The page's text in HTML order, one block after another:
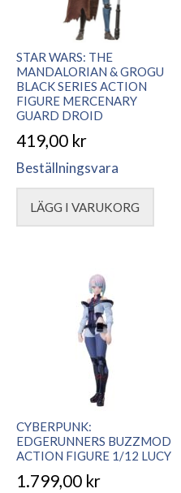
STAR WARS: THE
MANDALORIAN & GROGU
BLACK SERIES ACTION
FIGURE MERCENARY
GUARD DROID
419,00 kr
Beställningsvara
LÄGG I VARUKORG
CYBERPUNK:
EDGERUNNERS BUZZMOD
ACTION FIGURE 1/12 LUCY
1.799,00 kr